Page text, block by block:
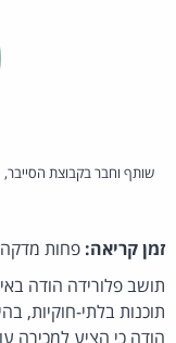
שותף וחבר בקבוצת הסייבר,
זמן קריאה: פחות מדקה
תושב פלורידה הודה
הודה כי הציע למכירה